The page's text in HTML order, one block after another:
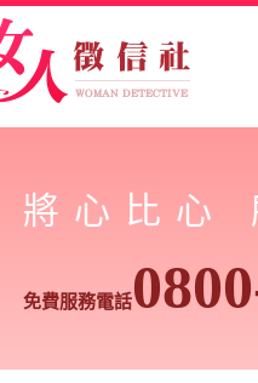
將心比心
免費服務電話